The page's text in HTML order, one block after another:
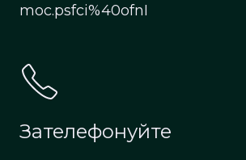
moc.psfci%40ofnI
Зателефонуйте